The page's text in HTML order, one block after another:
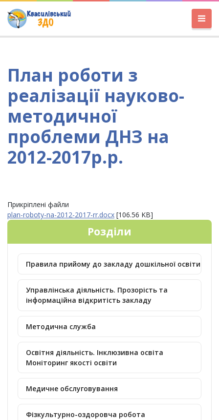
План роботи з
реалізації науково-
методичної
проблеми ДНЗ на
2012-2017р.р.
Прикріплені файли
plan-roboty-na-2012-2017-rr.docx [106.56 KB]
Розділи
Правила прийому до закладу дошкільної освіти
Управлінська діяльність. Прозорість та
інформаційна відкритість закладу
Методична служба
Освітня діяльність. Інклюзивна освіта
Моніторинг якості освіти
Медичне обслуговування
Фізкультурно-оздоровча робота